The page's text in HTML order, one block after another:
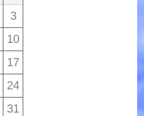
3
10
17
24
31